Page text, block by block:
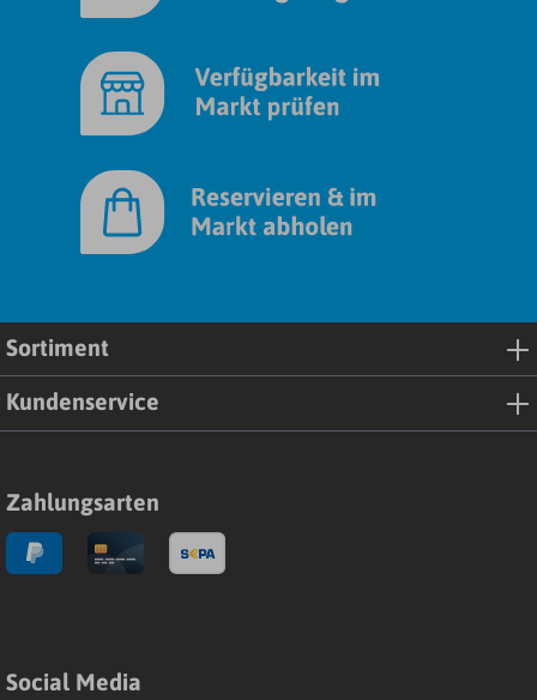
Sortiment
Kundenservice
Zahlungsarten
Social Media